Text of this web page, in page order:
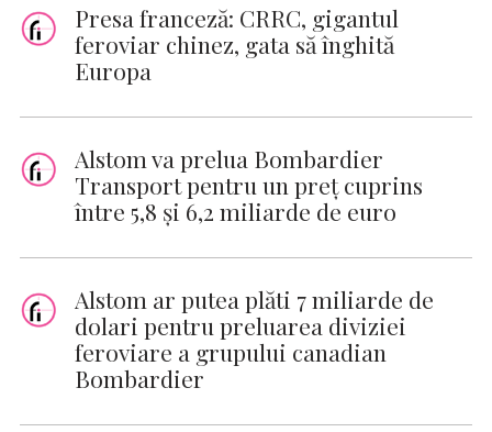
Presa franceză: CRRC, gigantul
feroviar chinez, gata să înghită
Europa
Alstom va prelua Bombardier
Transport pentru un preţ cuprins
între 5,8 şi 6,2 miliarde de euro
Alstom ar putea plăti 7 miliarde de
dolari pentru preluarea diviziei
feroviare a grupului canadian
Bombardier